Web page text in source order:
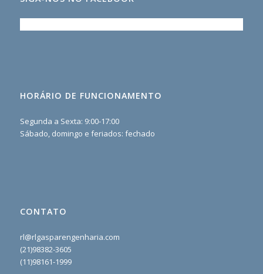
HORÁRIO DE FUNCIONAMENTO
Segunda a Sexta: 9:00-17:00
Sábado, domingo e feriados: fechado
CONTATO
rl@rlgasparengenharia.com
(21)98382-3605
(11)98161-1999